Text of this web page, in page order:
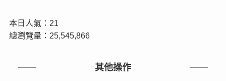
本日人氣：21
總瀏覽量：25,545,866
其他操作